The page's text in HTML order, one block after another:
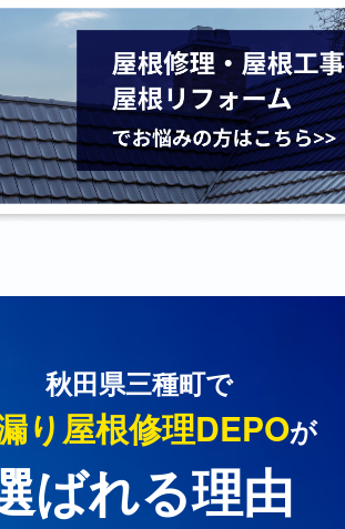
秋田県三種町で
り屋根修理DEPOが
ばれる理由